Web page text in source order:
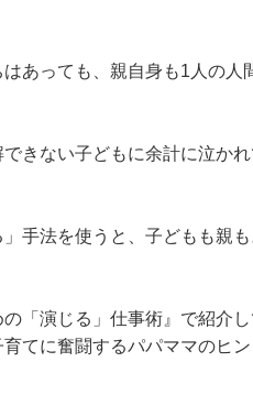
あっても、親自身も1人の人
きない子どもに余計に泣か
手法を使うと、子どもも親も
「演じる」仕事術』 で紹介
てに奮闘するパパママのヒ